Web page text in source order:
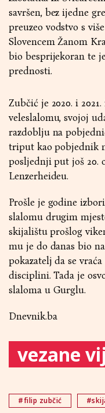
savršen, bez ijedne
preuzeo vodstvo s
Slovencem Žanom
bio besprijekoran te
prednosti.
Zubčić je 2020. i
veleslalomu, svojoj
razdoblju na
triput kao pobjednik
posljednji put još 20.
Lenzerheideu.
Prošle je godine
slalomu drugim
skijalištu prošlog
mu je do danas bio
pokazatelj da se
disciplini. Tada je
slaloma u Gurglu.
Dnevnik.ba
vezane
#filip zubčić